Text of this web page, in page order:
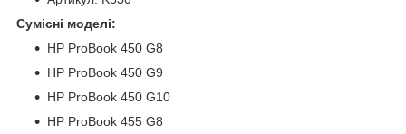
Сумісні моделі:
HP ProBook 450 G8
HP ProBook 450 G9
HP ProBook 450 G10
HP ProBook 455 G8